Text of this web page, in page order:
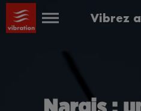
Vibrez